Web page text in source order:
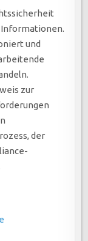
Informationen.
und
zur
der